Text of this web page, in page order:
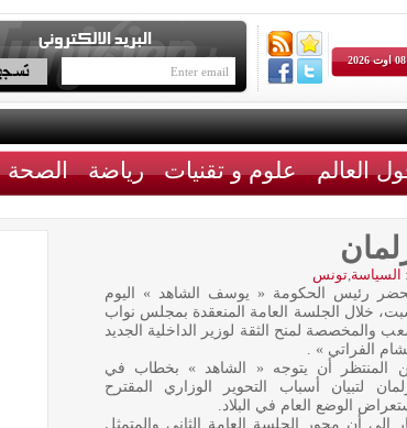
العالم علوم و تقنيات رياضة الصحة
السياسة,تونس
رئيس الحكومة « يوسف الشاهد » اليوم
خلال الجلسة العامة المنعقدة بمجلس نواب
والمخصصة لمنح الثقة لوزير الداخلية الجديد
الفراتي » .
المنتظر أن يتوجه « الشاهد » بخطاب في
لتبيان أسباب التحوير الوزاري المقترح
الوضع العام في البلاد.
إلى أن محور الجلسة العامة الثاني والمتمثل